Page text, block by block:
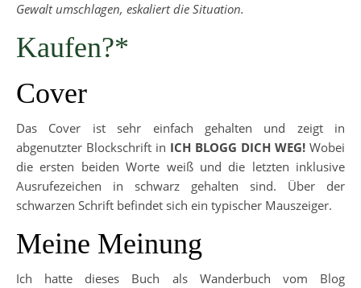
Gewalt umschlagen, eskaliert die Situation.
Kaufen?*
Cover
Das Cover ist sehr einfach gehalten und zeigt in
abgenutzter Blockschrift in ICH BLOGG DICH WEG! Wobei
die ersten beiden Worte weiß und die letzten inklusive
Ausrufezeichen in schwarz gehalten sind. Über der
schwarzen Schrift befindet sich ein typischer Mauszeiger.
Meine Meinung
Ich hatte dieses Buch als Wanderbuch vom Blog